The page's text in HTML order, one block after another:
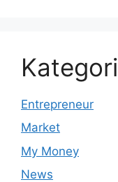
Kategori
Entrepreneur
Market
My Money
News